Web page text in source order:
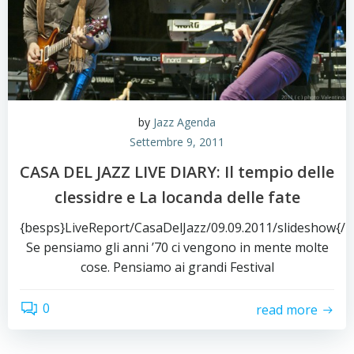
by Jazz Agenda
Settembre 9, 2011
CASA DEL JAZZ LIVE DIARY: Il tempio delle
clessidre e La locanda delle fate
{besps}LiveReport/CasaDelJazz/09.09.2011/slideshow{/
Se pensiamo gli anni ’70 ci vengono in mente molte
cose. Pensiamo ai grandi Festival
0 read more